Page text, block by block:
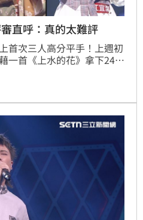
直呼：真的太難評
首次三人高分平手！上週初
一首《上水的花》拿下24.6
再度正面交鋒，分出勝負！
銀角仔》，近乎完美的詮釋
《花香》展現細膩動人的歌
力！三人的精彩表現讓評審